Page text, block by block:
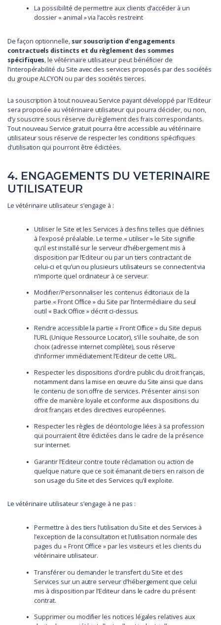
La possibilité de permettre aux clients d’accéder à un
dossier « animal » via l’accès restreint
De façon optionnelle, sur souscription d’engagements
contractuels distincts et du règlement des sommes
spécifiques, le vétérinaire utilisateur peut bénéficier de
l’interopérabilité du Site avec des services proposés par des sociétés
du groupe ALCYON ou par des sociétés tierces.
La souscription à tout nouveau Service payant développé par l’Editeur
sera proposée au vétérinaire utilisateur qui pourra décider, ou non,
d’y souscrire sous réserve du règlement des frais correspondants.
Tout nouveau Service gratuit pourra être accessible au vétérinaire
utilisateur sous réserve de respecter les conditions spécifiques
d’utilisation qui pourront être édictées.
4. ENGAGEMENTS DU VETERINAIRE
UTILISATEUR
Le vétérinaire utilisateur s’engage à :
Utiliser le Site et les Services à des fins telles que définies
à l’exposé préalable. Le terme « utiliser » le Site signifie
qu’il est installé sur le serveur d’hébergement mis à
disposition par l’Editeur ou par un tiers contractant de
celui-ci et qu’un ou plusieurs utilisateurs se connectent via
n’importe quel ordinateur à ce serveur.
Modifier/Personnaliser les contenus éditoriaux de la
partie « Front Office » du Site par l’intermédiaire du seul
outil « Back Office » décrit ci-dessus.
Rendre accessible la partie « Front Office » du Site depuis
l’URL (Unique Ressource Locator), s’il le souhaite, de son
choix (adresse internet complète), sous réserve
d’informer immédiatement l’Editeur de cette URL.
Respecter les dispositions d’ordre public du droit français,
notamment dans la mise en œuvre du Site ainsi que dans
le contenu de son offre de services. Présenter ainsi son
offre de manière loyale et conforme aux dispositions du
droit français et des directives européennes.
Respecter les règles de déontologie liées à sa profession
qui pourraient être édictées dans le cadre de la présence
sur internet.
Garantir l’Editeur contre toute réclamation ou action de
quelque nature que ce soit émanant de tiers en raison de
son usage du Site et des Services qu’il exploite.
Le vétérinaire utilisateur s’engage à ne pas :
Permettre à des tiers l’utilisation du Site et des Services à
l’exception de la consultation et l’utilisation normale des
pages du « Front Office » par les visiteurs et les clients du
vétérinaire utilisateur.
Transférer ou demander le transfert du Site et des
Services sur un autre serveur d’hébergement que celui
mis à disposition par l’Editeur dans le cadre du présent
contrat.
Supprimer ou modifier les notices légales relatives aux